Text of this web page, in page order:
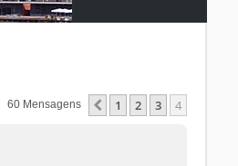
60 Mensagens Anterior
1 2 3 4